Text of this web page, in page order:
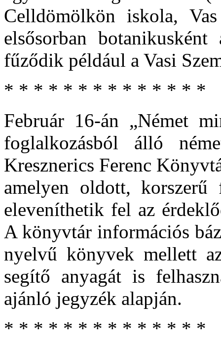
Celldömölkön iskola,
elsősorban
fűződik például a Vasi
* * * * * * * * * * * * * *
Február 16-án „Német
foglalkozásból álló
Kresznerics Ferenc
amelyen oldott,
eleveníthetik fel az
A könyvtár információs
nyelvű könyvek mellett
segítő anyagát is
ajánló jegyzék alapján.
* * * * * * * * * * * * * *